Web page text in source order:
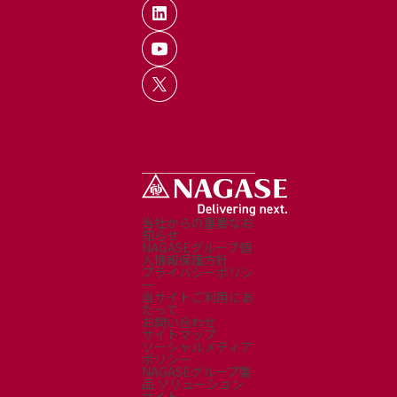
当社からの重要なお
知らせ
NAGASEグループ個
人情報保護方針
プライバシーポリシ
ー
当サイトご利用にあ
たって
お問い合わせ
サイトマップ
ソーシャルメディア
ポリシー
NAGASEグループ製
品 ソリューション